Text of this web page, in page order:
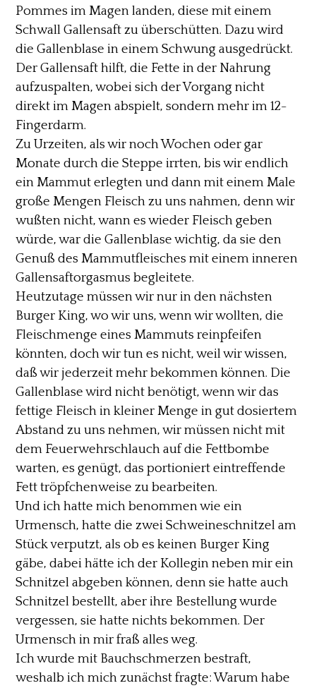
Pommes im Magen landen, diese mit einem
Schwall Gallensaft zu überschütten. Dazu wird
die Gallenblase in einem Schwung ausgedrückt.
Der Gallensaft hilft, die Fette in der Nahrung
aufzuspalten, wobei sich der Vorgang nicht
direkt im Magen abspielt, sondern mehr im 12-
Fingerdarm.
Zu Urzeiten, als wir noch Wochen oder gar
Monate durch die Steppe irrten, bis wir endlich
ein Mammut erlegten und dann mit einem Male
große Mengen Fleisch zu uns nahmen, denn wir
wußten nicht, wann es wieder Fleisch geben
würde, war die Gallenblase wichtig, da sie den
Genuß des Mammutfleisches mit einem inneren
Gallensaftorgasmus begleitete.
Heutzutage müssen wir nur in den nächsten
Burger King, wo wir uns, wenn wir wollten, die
Fleischmenge eines Mammuts reinpfeifen
könnten, doch wir tun es nicht, weil wir wissen,
daß wir jederzeit mehr bekommen können. Die
Gallenblase wird nicht benötigt, wenn wir das
fettige Fleisch in kleiner Menge in gut dosiertem
Abstand zu uns nehmen, wir müssen nicht mit
dem Feuerwehrschlauch auf die Fettbombe
warten, es genügt, das portioniert eintreffende
Fett tröpfchenweise zu bearbeiten.
Und ich hatte mich benommen wie ein
Urmensch, hatte die zwei Schweineschnitzel am
Stück verputzt, als ob es keinen Burger King
gäbe, dabei hätte ich der Kollegin neben mir ein
Schnitzel abgeben können, denn sie hatte auch
Schnitzel bestellt, aber ihre Bestellung wurde
vergessen, sie hatte nichts bekommen. Der
Urmensch in mir fraß alles weg.
Ich wurde mit Bauchschmerzen bestraft,
weshalb ich mich zunächst fragte: Warum habe